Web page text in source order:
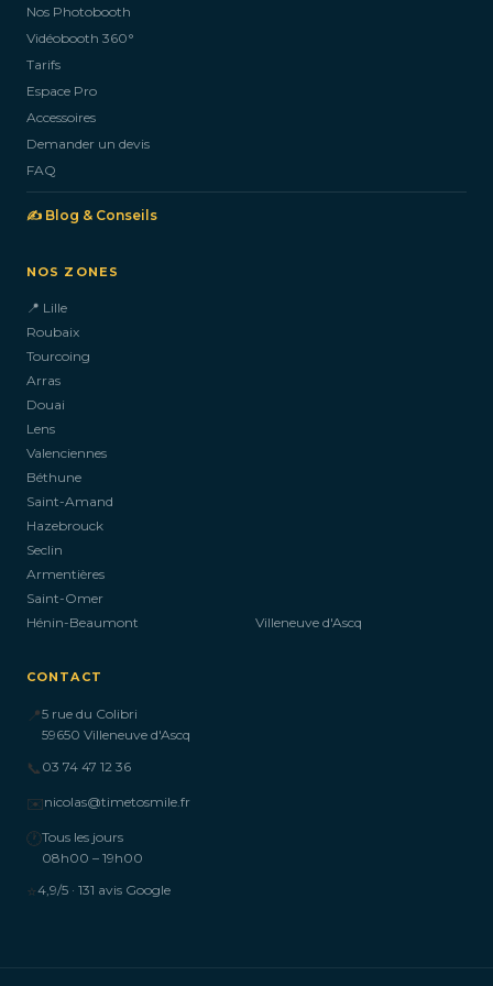
Nos Photobooth
Vidéobooth 360°
Tarifs
Espace Pro
Accessoires
Demander un devis
FAQ
✍️ Blog & Conseils
NOS ZONES
📍 Lille
Roubaix
Tourcoing
Arras
Douai
Lens
Valenciennes
Béthune
Saint-Amand
Hazebrouck
Seclin
Armentières
Saint-Omer
Hénin-Beaumont
Villeneuve d'Ascq
CONTACT
📍5 rue du Colibri
59650 Villeneuve d'Ascq
📞 03 74 47 12 36
✉️nicolas@timetosmile.fr
🕐Tous les jours
08h00 – 19h00
⭐4,9/5 · 131 avis Google